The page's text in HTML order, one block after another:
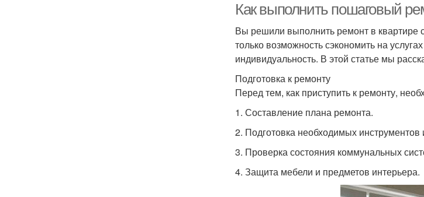
Как выполнить пошаговый
Вы решили выполнить ремонт в квартире
только возможность сэкономить на
индивидуальность. В этой статье мы
Подготовка к ремонту
Перед тем, как приступить к ремонту,
1. Составление плана ремонта.
2. Подготовка необходимых инструментов
3. Проверка состояния коммунальных
4. Защита мебели и предметов интерьера.